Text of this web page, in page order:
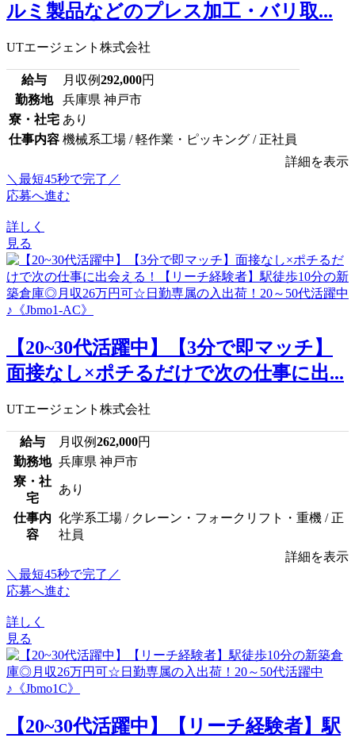
ルミ製品などのプレス加工・バリ取...
UTエージェント株式会社
給与 月収例292,000円
勤務地
兵庫県 神戸市
寮・社宅 あり
仕事内容 機械系工場 / 軽作業・ピッキング / 正社員
詳細を表示
＼最短45秒で完了／
応募へ進む
詳しく
見る
【20~30代活躍中】【3分で即マッチ】
面接なし×ポチるだけで次の仕事に出...
UTエージェント株式会社
給与 月収例262,000円
勤務地 兵庫県 神戸市
寮・社
宅
あり
仕事内
容
化学系工場 / クレーン・フォークリフト・重機 / 正
社員
詳細を表示
＼最短45秒で完了／
応募へ進む
詳しく
見る
【20~30代活躍中】【リーチ経験者】駅